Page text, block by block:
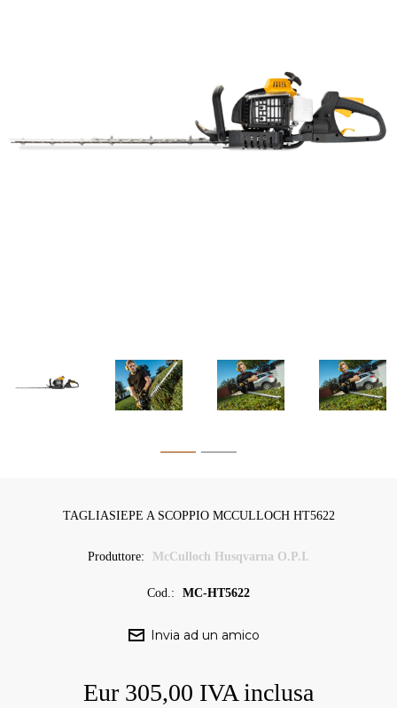
TAGLIASIEPE A SCOPPIO MCCULLOCH HT5622
Produttore: McCulloch Husqvarna O.P.I.
Cod.: MC-HT5622
Eur 305,00 IVA inclusa